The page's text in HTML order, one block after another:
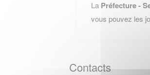
La Préfecture -
vous pouvez les
Contacts